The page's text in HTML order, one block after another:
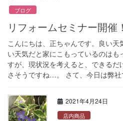
ブログ
リフォームセミナー開催
こんにちは、正ちゃんです。良い
い天気だと家にこもっているのはも
すが、現状況を考えると、できるだ
さそうですね…。 さて、今日は弊
2021年4月24日
店内商品